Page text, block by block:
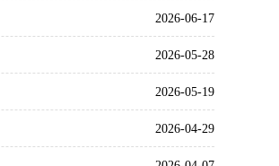
2026-06-17
2026-05-28
2026-05-19
2026-04-29